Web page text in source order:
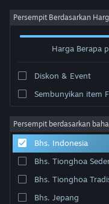
Login
Tentang
Bantuan
Ubah bahasa
Persempit Berdasarkan
Harga Berapa
Diskon & Event
Sembunyikan item
Persempit berdasarkan
Bhs. Indonesia
Bhs. Tionghoa
Bhs. Tionghoa
Bhs. Jepang
Pengembang:
Berdasarkan Relevansi
2 hasil cocok dengan
berdasarkan preferensimu.